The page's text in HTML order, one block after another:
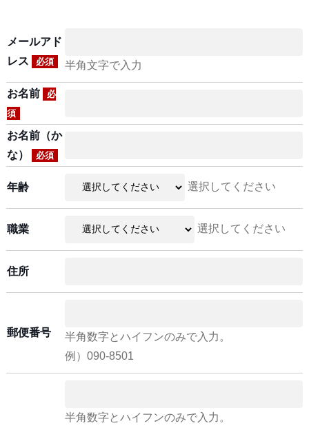
メールアド
レス
必須 半角文字で入力
お名前
必
須
お名前（か
な）
必須
年齢 選択してください
職業 選択してください
住所
郵便番号
半角数字とハイフンのみで入力。
例）090-8501
半角数字とハイフンのみで入力。